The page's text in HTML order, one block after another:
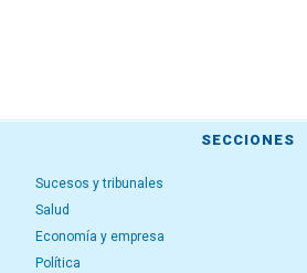
SECCIONES
Sucesos y tribunales
Salud
Economía y empresa
Política